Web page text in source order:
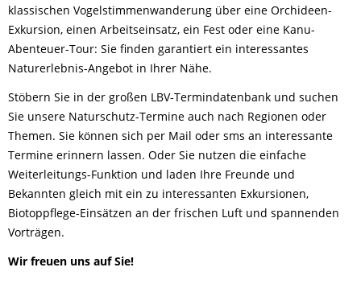
klassischen Vogelstimmenwanderung über eine Orchideen-
Exkursion, einen Arbeitseinsatz, ein Fest oder eine Kanu-
Abenteuer-Tour: Sie finden garantiert ein interessantes
Naturerlebnis-Angebot in Ihrer Nähe.
Stöbern Sie in der großen LBV-Termindatenbank und suchen
Sie unsere Naturschutz-Termine auch nach Regionen oder
Themen. Sie können sich per Mail oder sms an interessante
Termine erinnern lassen. Oder Sie nutzen die einfache
Weiterleitungs-Funktion und laden Ihre Freunde und
Bekannten gleich mit ein zu interessanten Exkursionen,
Biotoppflege-Einsätzen an der frischen Luft und spannenden
Vorträgen.
Wir freuen uns auf Sie!